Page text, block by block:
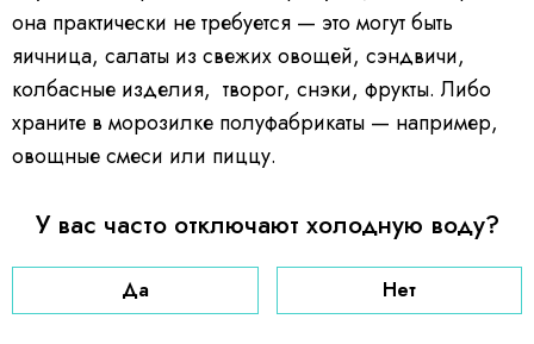
она практически не требуется — это могут быть
яичница, салаты из свежих овощей, сэндвичи,
колбасные изделия, творог, снэки, фрукты. Либо
храните в морозилке полуфабрикаты — например,
овощные смеси или пиццу.
У вас часто отключают холодную воду?
Да Нет